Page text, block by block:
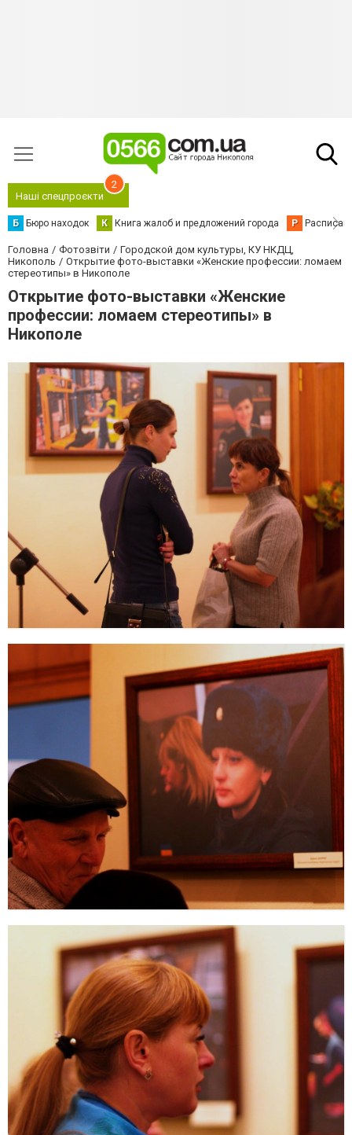
Наші спецпроєкти
2
Б Бюро находок К Книга жалоб и предложений города Р
Головна Фотозвіти
Городской дом культуры, КУ НКДЦ,
Никополь
Открытие фото-выставки «Женские профессии: ломаем
стереотипы» в Никополе
Открытие фото-выставки «Женские
профессии: ломаем стереотипы» в
Никополе